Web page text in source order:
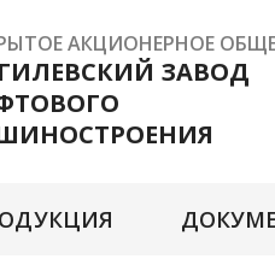
АКЦИОНЕРНОЕ
ЗАВОД